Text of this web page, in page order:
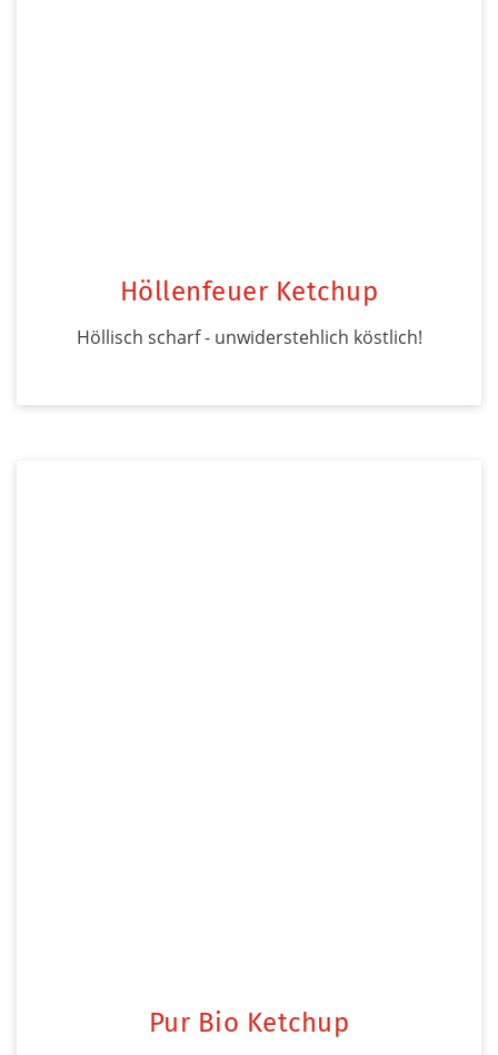
Höllenfeuer Ketchup
Höllisch scharf - unwiderstehlich köstlich!
Pur Bio Ketchup